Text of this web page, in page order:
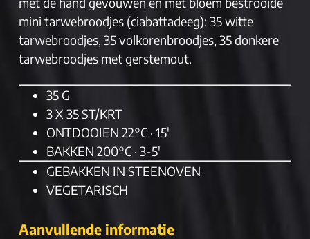
mini tarwebroodjes (ciabattadeeg): 35 witte
tarwebroodjes, 35 volkorenbroodjes, 35 donkere
tarwebroodjes met gerstemout.
35 G
3 X 35 ST/KRT
ONTDOOIEN 22°C · 15′
BAKKEN 200°C · 3-5′
GEBAKKEN IN STEENOVEN
VEGETARISCH
Aanvullende informatie